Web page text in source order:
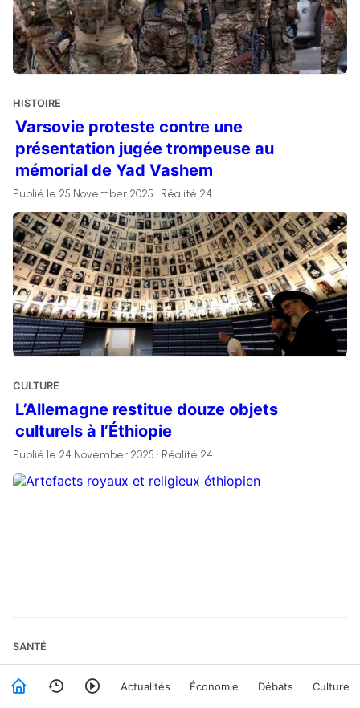
Actualités Économie Débats Culture
HISTOIRE
Varsovie proteste contre une
présentation jugée trompeuse au
mémorial de Yad Vashem
Publié le 25 November 2025 • Réalité 24
CULTURE
L’Allemagne restitue douze objets
culturels à l’Éthiopie
Publié le 24 November 2025 • Réalité 24
SANTÉ
Les Slovènes rejettent par référendum la
mise en œuvre de la loi sur l’aide médicale